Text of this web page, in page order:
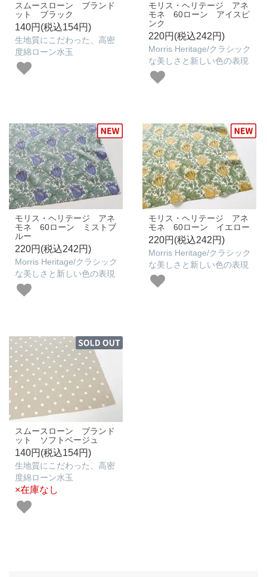
スムースローン ブランド
ット ブラック
140円(税込154円)
生地質にこだわった、高密
度綿ローン水玉
モリス・ヘリテージ アネ
モネ 60ローン アイスピ
ンク
220円(税込242円)
Morris Heritage/クラシック
な美しさと新しい色の表現
モリス・ヘリテージ アネ
モネ 60ローン ミストブ
ルー
220円(税込242円)
Morris Heritage/クラシック
な美しさと新しい色の表現
モリス・ヘリテージ アネ
モネ 60ローン イエロー
220円(税込242円)
Morris Heritage/クラシック
な美しさと新しい色の表現
スムースローン ブランド
ット ソフトベージュ
140円(税込154円)
生地質にこだわった、高密
度綿ローン水玉
×在庫なし